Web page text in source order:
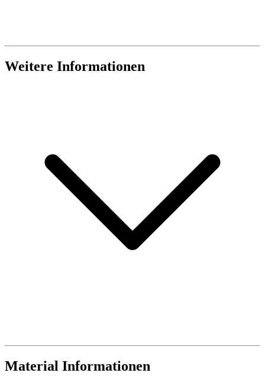
Weitere Informationen
Material Informationen